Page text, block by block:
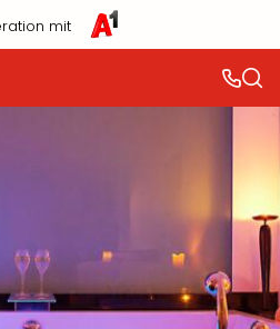
mit